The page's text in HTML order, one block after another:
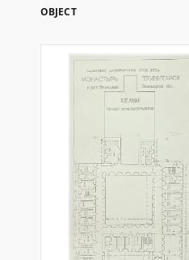
OBJECT